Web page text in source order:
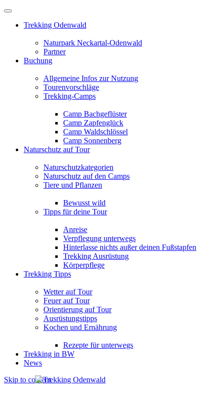
Trekking Odenwald
Naturpark Neckartal-Odenwald
Partner
Buchung
Allgemeine Infos zur Nutzung
Tourenvorschläge
Trekking-Camps
Camp Bachgeflüster
Camp Zapfenglück
Camp Waldschlössel
Camp Sonnenberg
Naturschutz auf Tour
Naturschutzkategorien
Naturschutz auf den Camps
Tiere und Pflanzen
Bewusst wild
Tipps für deine Tour
Anreise
Verpflegung unterwegs
Hinterlasse nichts außer deinen Fußstapfen
Trekking Ausrüstung
Körperpflege
Trekking Tipps
Wetter auf Tour
Feuer auf Tour
Orientierung auf Tour
Ausrüstungstipps
Kochen und Ernährung
Rezepte für unterwegs
Trekking in BW
News
Skip to content